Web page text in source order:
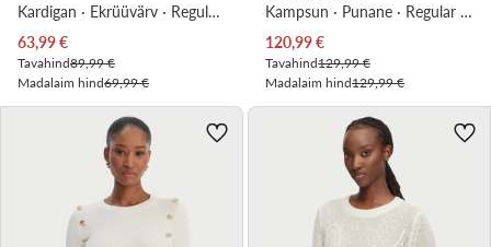
Kardigan · Ekrüüvärv · Regular Fit
Praegune hind
63,99€
Tavahind89,99 €
Madalaim hind69,99 €
Kampsun · Punane · Regular Fit
Praegune hind
120,99€
Tavahind129,99 €
Madalaim hind129,99 €